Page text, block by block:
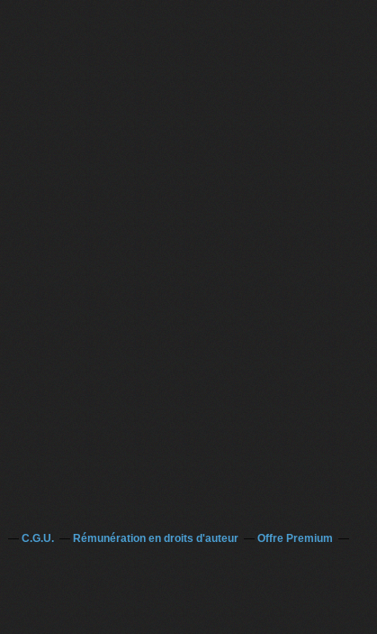
C.G.U. Rémunération en droits d'auteur
Offre Premium